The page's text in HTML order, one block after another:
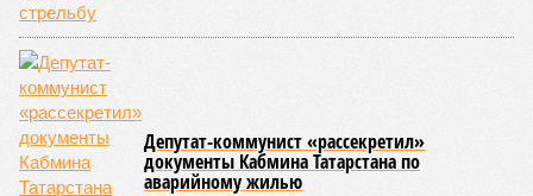
Депутат-коммунист «рассекретил»
документы Кабмина Татарстана по
аварийному жилью